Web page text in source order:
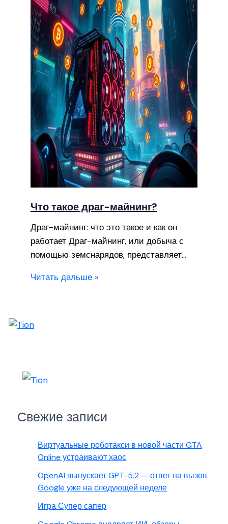
Что такое драг-майнинг?
Драг-майнинг: что это такое и как он
работает Драг-майнинг, или добыча с
помощью земснарядов, представляет…
Читать дальше »
Свежие записи
Виртуальные роботакси в новой части GTA
Online устраивают хаос
OpenAI выпускает GPT-5.2 — ответ на вызов
Google уже на следующей неделе
Игра Супер сапер